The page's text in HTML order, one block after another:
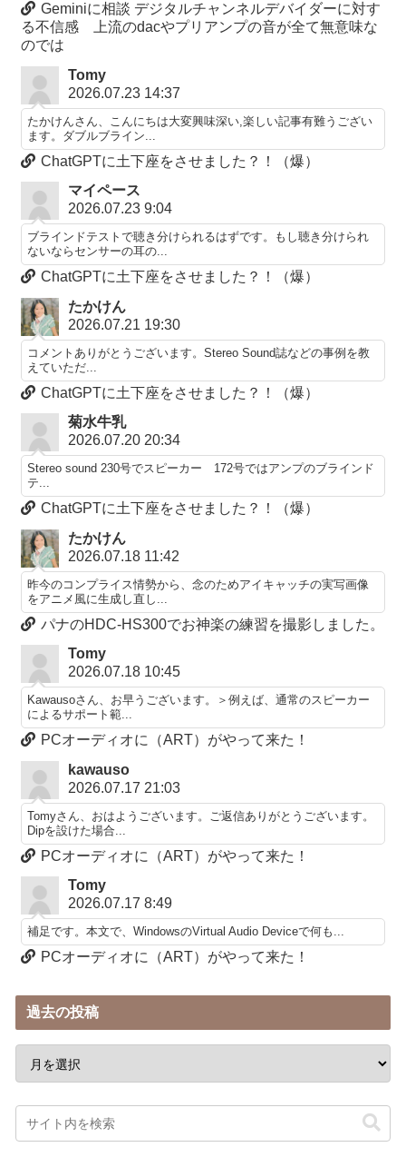
Geminiに相談 デジタルチャンネルデバイダーに対す
る不信感 上流のdacやプリアンプの音が全て無意味な
のでは
Tomy
2026.07.23 14:37
たかけんさん、こんにちは大変興味深い,楽しい記事有難うござい
ます。ダブルブライン...
ChatGPTに土下座をさせました？！（爆）
マイペース
2026.07.23 9:04
ブラインドテストで聴き分けられるはずです。もし聴き分けられ
ないならセンサーの耳の...
ChatGPTに土下座をさせました？！（爆）
たかけん
2026.07.21 19:30
コメントありがとうございます。Stereo Sound誌などの事例を教
えていただ...
ChatGPTに土下座をさせました？！（爆）
菊水牛乳
2026.07.20 20:34
Stereo sound 230号でスピーカー 172号ではアンプのブラインド
テ...
ChatGPTに土下座をさせました？！（爆）
たかけん
2026.07.18 11:42
昨今のコンプライス情勢から、念のためアイキャッチの実写画像
をアニメ風に生成し直し...
パナのHDC-HS300でお神楽の練習を撮影しました。
Tomy
2026.07.18 10:45
Kawausoさん、お早うございます。＞例えば、通常のスピーカー
によるサポート範...
PCオーディオに（ART）がやって来た！
kawauso
2026.07.17 21:03
Tomyさん、おはようございます。ご返信ありがとうございます。
Dipを設けた場合...
PCオーディオに（ART）がやって来た！
Tomy
2026.07.17 8:49
補足です。本文で、WindowsのVirtual Audio Deviceで何も...
PCオーディオに（ART）がやって来た！
過去の投稿